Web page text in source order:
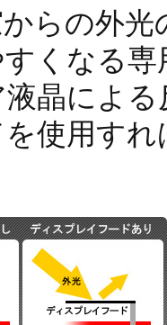
らの外
くなる
晶によ
使用す